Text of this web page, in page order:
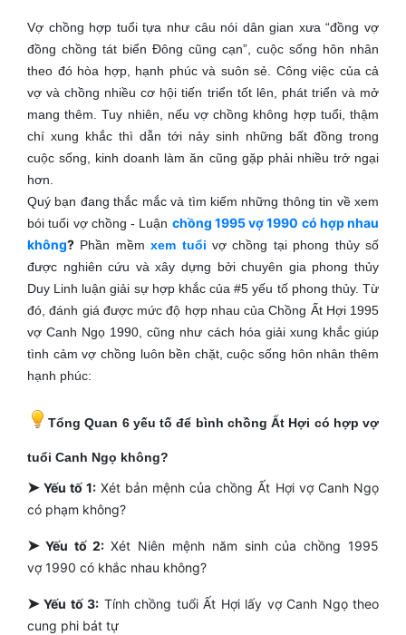
Vợ chồng hợp tuổi tựa như câu nói dân gian xưa “đồng vợ
đồng chồng tát biển Đông cũng cạn”, cuộc sống hôn nhân
theo đó hòa hợp, hạnh phúc và suôn sẻ. Công việc của cả
vợ và chồng nhiều cơ hội tiến triển tốt lên, phát triển và mở
mang thêm. Tuy nhiên, nếu vợ chồng không hợp tuổi, thậm
chí xung khắc thì dẫn tới nảy sinh những bất đồng trong
cuộc sống, kinh doanh làm ăn cũng gặp phải nhiều trở ngại
hơn.
Quý bạn đang thắc mắc và tìm kiếm những thông tin về xem
bói tuổi vợ chồng - Luận chồng 1995 vợ 1990 có hợp nhau
không? Phần mềmxem tuổi vợ chồng tại phong thủy số
được nghiên cứu và xây dựng bởi chuyên gia phong thủy
Duy Linh luận giải sự hợp khắc của #5 yếu tố phong thủy. Từ
đó, đánh giá được mức độ hợp nhau của Chồng Ất Hợi 1995
vợ Canh Ngọ 1990, cũng như cách hóa giải xung khắc giúp
tình cảm vợ chồng luôn bền chặt, cuộc sống hôn nhân thêm
hạnh phúc:
Tổng Quan 6 yếu tố để bình chồng Ất Hợi có hợp vợ
tuổi Canh Ngọ không?
➤ Yếu tố 1: Xét bản mệnh của chồng Ất Hợi vợ Canh Ngọ
có phạm không?
➤Yếu tố 2:Xét Niên mệnh năm sinh của chồng 1995
vợ 1990 có khắc nhau không?
➤ Yếu tố 3: Tính chồng tuổi Ất Hợi lấy vợ Canh Ngọ theo
cung phi bát tự